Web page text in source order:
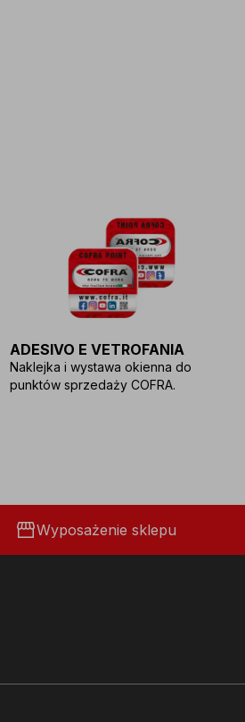
ADESIVO E VETROFANIA
Naklejka i wystawa okienna do
punktów sprzedaży COFRA.
storefrontWyposażenie sklepu